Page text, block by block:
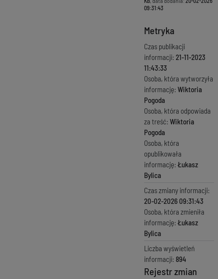
09:31:43
Metryka
Czas publikacji
informacji: 21-11-2023
11:43:33
Osoba, która wytworzyła
informację: Wiktoria
Pogoda
Osoba, która odpowiada
za treść: Wiktoria
Pogoda
Osoba, która
opublikowała
informację: Łukasz
Bylica
Czas zmiany informacji:
20-02-2026 09:31:43
Osoba, która zmieniła
informację: Łukasz
Bylica
Liczba wyświetleń
informacji: 894
Rejestr zmian